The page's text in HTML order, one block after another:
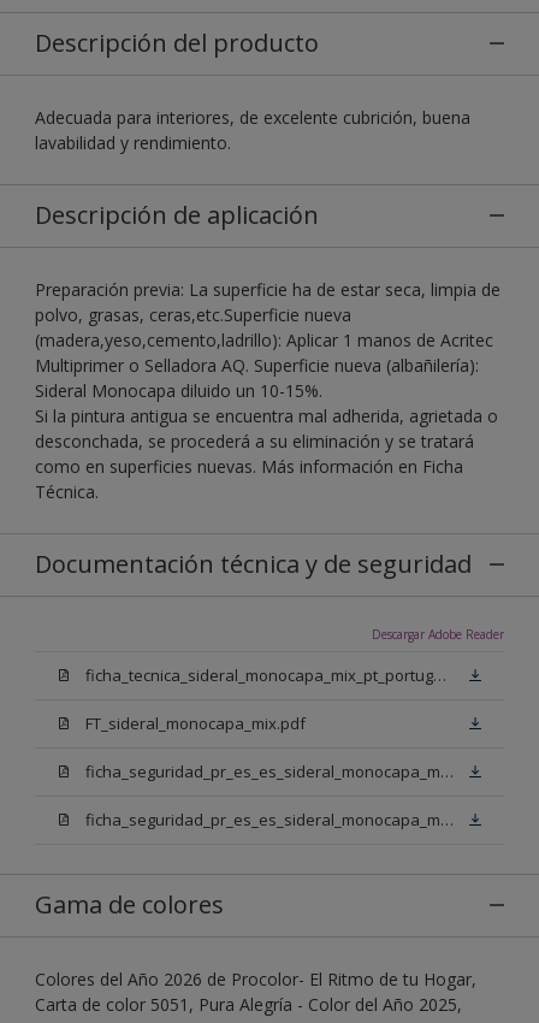
Descripción del producto
Adecuada para interiores, de excelente cubrición, buena
lavabilidad y rendimiento.
Descripción de aplicación
Preparación previa: La superficie ha de estar seca, limpia de
polvo, grasas, ceras,etc.Superficie nueva
(madera,yeso,cemento,ladrillo): Aplicar 1 manos de Acritec
Multiprimer o Selladora AQ. Superficie nueva (albañilería):
Sideral Monocapa diluido un 10-15%.
Si la pintura antigua se encuentra mal adherida, agrietada o
desconchada, se procederá a su eliminación y se tratará
como en superficies nuevas. Más información en Ficha
Técnica.
Documentación técnica y de seguridad
Descargar Adobe Reader
ficha_tecnica_sideral_monocapa_mix_pt_portugal.pdf
FT_sideral_monocapa_mix.pdf
ficha_seguridad_pr_es_es_sideral_monocapa_mix_bn.pdf
ficha_seguridad_pr_es_es_sideral_monocapa_mix_bb.pdf
Gama de colores
Colores del Año 2026 de Procolor- El Ritmo de tu Hogar,
Carta de color 5051, Pura Alegría - Color del Año 2025,